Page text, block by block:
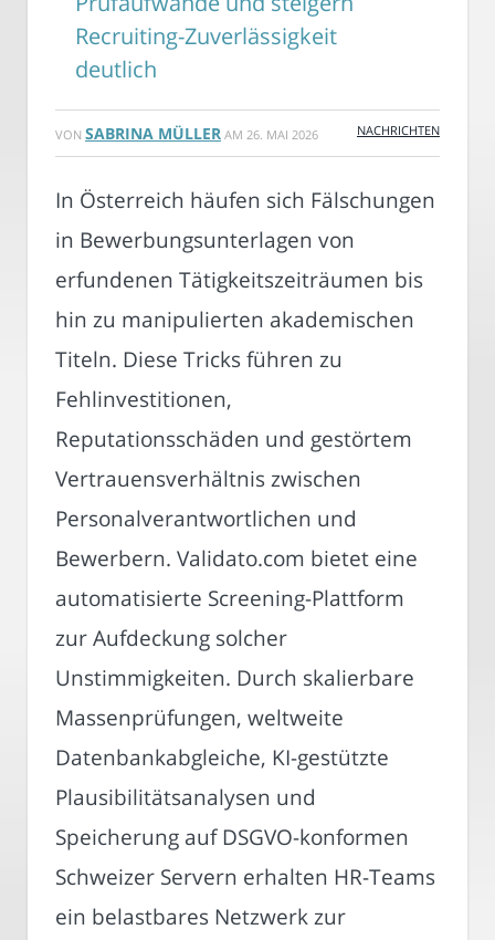
Recruiting-Zuverlässigkeit
deutlich
VON SABRINA MÜLLER AM 26. MAI 2026 NACHRICHTEN
In Österreich häufen sich Fälschungen
in Bewerbungsunterlagen von
erfundenen Tätigkeitszeiträumen bis
hin zu manipulierten akademischen
Titeln. Diese Tricks führen zu
Fehlinvestitionen,
Reputationsschäden und gestörtem
Vertrauensverhältnis zwischen
Personalverantwortlichen und
Bewerbern. Validato.com bietet eine
automatisierte Screening-Plattform
zur Aufdeckung solcher
Unstimmigkeiten. Durch skalierbare
Massenprüfungen, weltweite
Datenbankabgleiche, KI-gestützte
Plausibilitätsanalysen und
Speicherung auf DSGVO-konformen
Schweizer Servern erhalten HR-Teams
ein belastbares Netzwerk zur